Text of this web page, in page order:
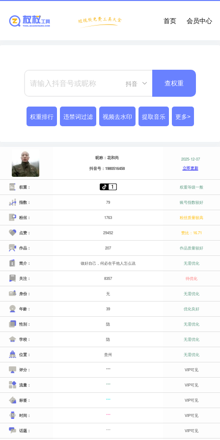
会员中心
首页
抖音 查权重
权重排行 违禁词过滤 视频去水印 提取音乐 更多>
昵称：花和尚
抖音号：1980516458
2025-12-07
立即更新
权重： 权重等级一般
指数： 79 账号指数较好
粉丝： 1763 粉丝质量较高
点赞： 29452 赞比：16.71
作品： 207 作品质量较好
简介： 做好自己，何必在乎他人怎么说 无需优化
关注： 8357 待优化
身份： 无 无需优化
年龄： 39 优化良好
性别： 隐 无需优化
学校： 隐 无需优化
位置： 贵州 无需优化
评分： *** VIP可见
流量： *** VIP可见
标签： *** VIP可见
时间： *** VIP可见
话题： *** VIP可见